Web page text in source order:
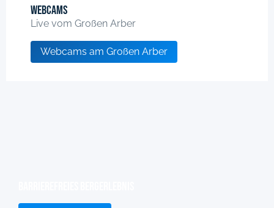
Webcams
Live vom Großen Arber
Webcams am Großen Arber